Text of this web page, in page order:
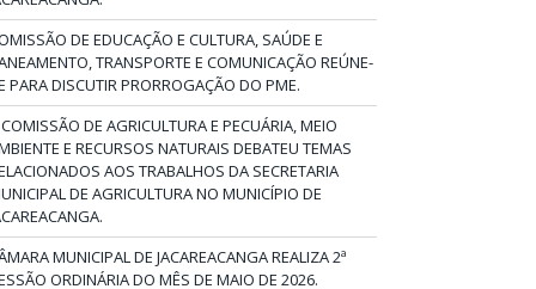
DE EDUCAÇÃO E CULTURA, SAÚDE E
TRANSPORTE E COMUNICAÇÃO REÚNE-
PARA DISCUTIR PRORROGAÇÃO DO PME.
DE AGRICULTURA E PECUÁRIA, MEIO
E RECURSOS NATURAIS DEBATEU TEMAS
AOS TRABALHOS DA SECRETARIA
DE AGRICULTURA NO MUNICÍPIO DE
MUNICIPAL DE JACAREACANGA REALIZA 2ª
ORDINÁRIA DO MÊS DE MAIO DE 2026.